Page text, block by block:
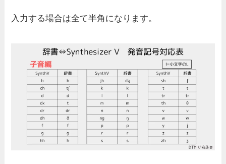
入力する場合は全て半角になります。